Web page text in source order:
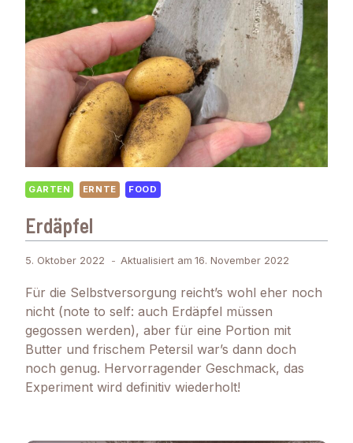
GARTEN ERNTE FOOD
Erdäpfel
5. Oktober 2022 Aktualisiert am 16. November 2022
Für die Selbstversorgung reicht’s wohl eher noch
nicht (note to self: auch Erdäpfel müssen
gegossen werden), aber für eine Portion mit
Butter und frischem Petersil war’s dann doch
noch genug. Hervorragender Geschmack, das
Experiment wird definitiv wiederholt!